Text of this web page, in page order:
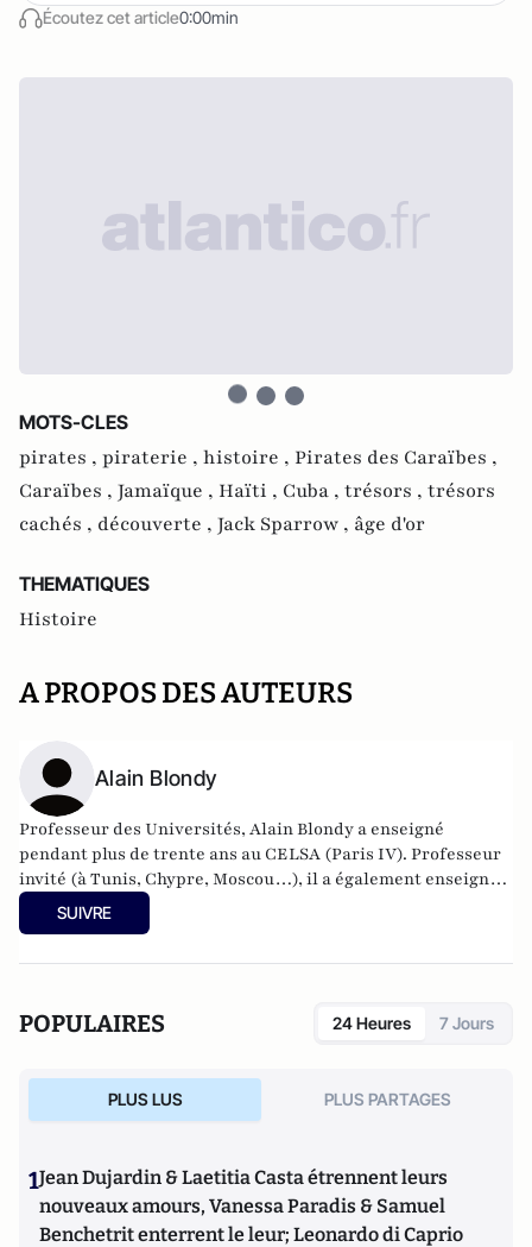
Écoutez cet article0:00min
MOTS-CLES
pirates , piraterie , histoire , Pirates des Caraïbes ,
Caraïbes , Jamaïque , Haïti , Cuba , trésors , trésors
cachés , découverte , Jack Sparrow , âge d'or
THEMATIQUES
Histoire
A PROPOS DES AUTEURS
Alain Blondy
Professeur des Universités, Alain Blondy a enseigné
pendant plus de trente ans au CELSA (Paris IV). Professeur
invité (à Tunis, Chypre, Moscou…), il a également enseigné à
l’université de Malte et est considéré comme l’un des
meilleurs spécialistes actuels du monde méditerranéen, sur
SUIVRE
POPULAIRES 24 Heures 7 Jours
PLUS LUS PLUS PARTAGES
1Jean Dujardin & Laetitia Casta étrennent leurs
nouveaux amours, Vanessa Paradis & Samuel
Benchetrit enterrent le leur; Leonardo di Caprio